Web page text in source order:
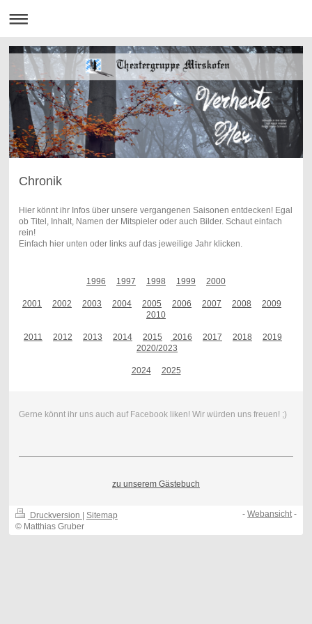
Chronik
Hier könnt ihr Infos über unsere vergangenen Saisonen entdecken! Egal
ob Titel, Inhalt, Namen der Mitspieler oder auch Bilder. Schaut einfach
rein!
Einfach hier unten oder links auf das jeweilige Jahr klicken.
1996 1997 1998 1999 2000
2001 2002 2003 2004 2005 2006 2007 2008
2009
2010
2011 2012 2013 2014 2015 2016 2017 2018
2019
2020/2023
2024 2025
Gerne könnt ihr uns auch auf Facebook liken! Wir würden uns freuen! ;)
zu unserem Gästebuch
Druckversion
Sitemap
© Matthias Gruber
-Webansicht-